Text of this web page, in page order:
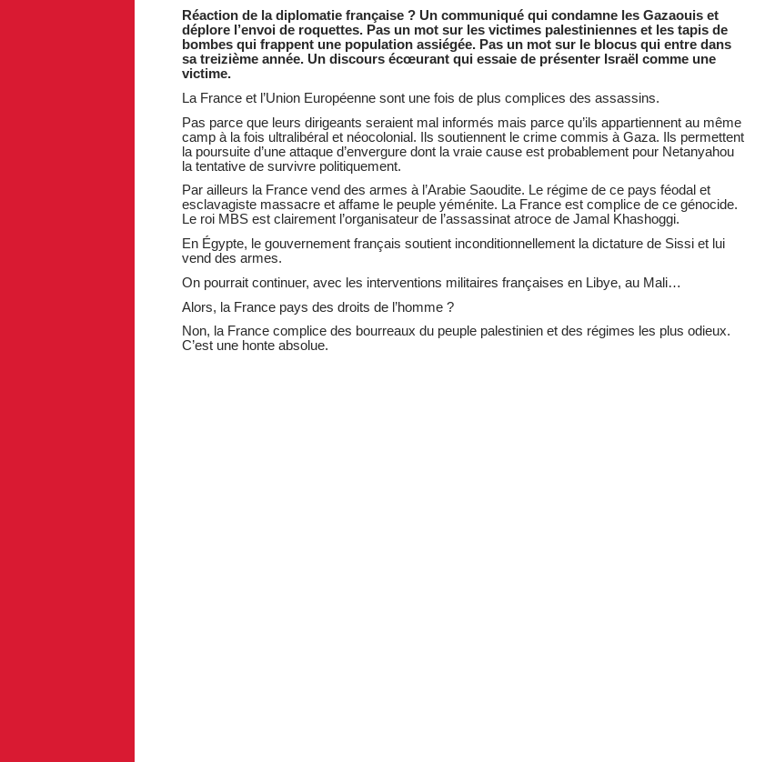
Réaction de la diplomatie française ? Un communiqué qui condamne les Gazaouis et
déplore l’envoi de roquettes. Pas un mot sur les victimes palestiniennes et les tapis de
bombes qui frappent une population assiégée. Pas un mot sur le blocus qui entre dans
sa treizième année. Un discours écœurant qui essaie de présenter Israël comme une
victime.
La France et l’Union Européenne sont une fois de plus complices des assassins.
Pas parce que leurs dirigeants seraient mal informés mais parce qu’ils appartiennent au même
camp à la fois ultralibéral et néocolonial. Ils soutiennent le crime commis à Gaza. Ils permettent
la poursuite d’une attaque d’envergure dont la vraie cause est probablement pour Netanyahou
la tentative de survivre politiquement.
Par ailleurs la France vend des armes à l’Arabie Saoudite. Le régime de ce pays féodal et
esclavagiste massacre et affame le peuple yéménite. La France est complice de ce génocide.
Le roi MBS est clairement l’organisateur de l’assassinat atroce de Jamal Khashoggi.
En Égypte, le gouvernement français soutient inconditionnellement la dictature de Sissi et lui
vend des armes.
On pourrait continuer, avec les interventions militaires françaises en Libye, au Mali…
Alors, la France pays des droits de l’homme ?
Non, la France complice des bourreaux du peuple palestinien et des régimes les plus odieux.
C’est une honte absolue.